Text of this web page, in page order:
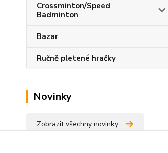
Crossminton/Speed
Badminton
Bazar
Ručně pletené hračky
Novinky
Zobrazit všechny novinky